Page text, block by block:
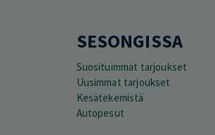
SESONGISSA
Suosituimmat tarjoukset
Uusimmat tarjoukset
Kesätekemistä
Autopesut